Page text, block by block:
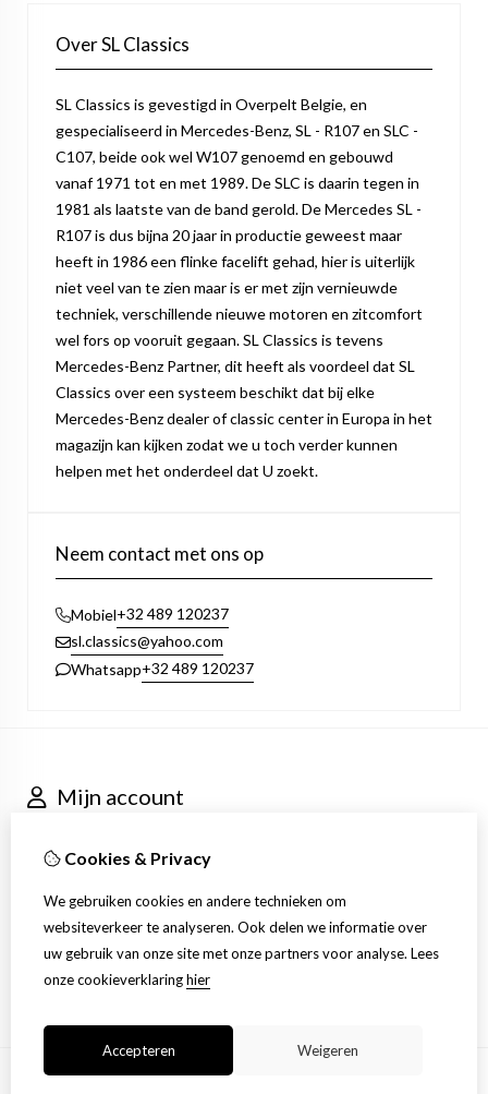
Over SL Classics
SL Classics is gevestigd in Overpelt Belgie, en
gespecialiseerd in Mercedes-Benz, SL - R107 en SLC -
C107, beide ook wel W107 genoemd en gebouwd
vanaf 1971 tot en met 1989. De SLC is daarin tegen in
1981 als laatste van de band gerold. De Mercedes SL -
R107 is dus bijna 20 jaar in productie geweest maar
heeft in 1986 een flinke facelift gehad, hier is uiterlijk
niet veel van te zien maar is er met zijn vernieuwde
techniek, verschillende nieuwe motoren en zitcomfort
wel fors op vooruit gegaan. SL Classics is tevens
Mercedes-Benz Partner, dit heeft als voordeel dat SL
Classics over een systeem beschikt dat bij elke
Mercedes-Benz dealer of classic center in Europa in het
magazijn kan kijken zodat we u toch verder kunnen
helpen met het onderdeel dat U zoekt.
Neem contact met ons op
Mobiel+32 489 120237
sl.classics@yahoo.com
Whatsapp+32 489 120237
Mijn account
Bestelhistorie
Klantenservice
Contact
Retourneren
Sitemap
Cookies & Privacy
We gebruiken cookies en andere technieken om
websiteverkeer te analyseren. Ook delen we informatie over
uw gebruik van onze site met onze partners voor analyse. Lees
onze cookieverklaringhier
Accepteren Weigeren